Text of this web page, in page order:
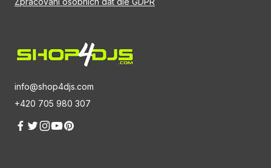
info@shop4djs.com
+420 705 980 307